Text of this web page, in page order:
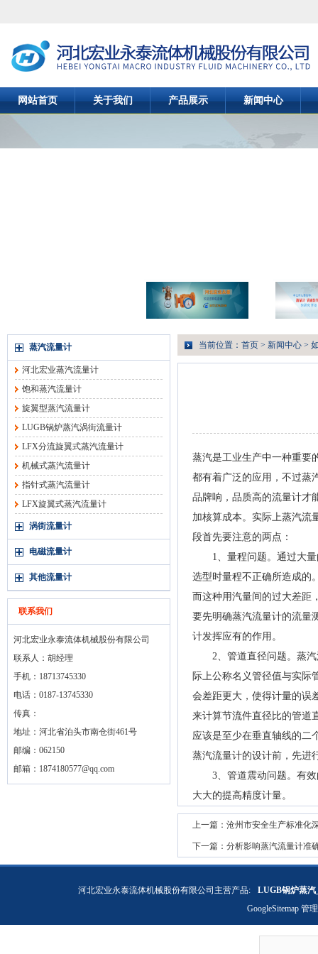
网站首页 关于我们 产品展示 新闻中心
蒸汽流量计
河北宏业蒸汽流量计
饱和蒸汽流量计
旋翼型蒸汽流量计
LUGB锅炉蒸汽涡街流量计
LFX分流旋翼式蒸汽流量计
机械式蒸汽流量计
指针式蒸汽流量计
LFX旋翼式蒸汽流量计
涡街流量计
电磁流量计
其他流量计
联系我们
河北宏业永泰流体机械股份有限公司
联系人：胡经理
手机：18713745330
电话：0187-13745330
传真：
地址：河北省泊头市南仓街461号
邮编：062150
邮箱： 1874180577@qq.com
当前位置： 首页 > 新闻中心 >
蒸汽是工业生产中一种重要
都有着广泛的应用，不过蒸
品牌响，品质高的流量计才
加核算成本。实际上蒸汽流
段首先要注意的两点：
1、量程问题。通过大量
选型时量程不正确所造成的
而这种用汽量间的过大差距
要先明确蒸汽流量计的流量
计发挥应有的作用。
2、管道直径问题。蒸汽
际上公称名义管径值与实际
会差距更大，使得计量的误
来计算节流件直径比的管道
应该是至少在垂直轴线的二
蒸汽流量计的设计前，先进
3、管道震动问题。有效
大大的提高精度计量。
上一篇： 沧州市安全生产标准化
下一篇： 分析影响蒸汽流量计准
河北宏业永泰流体机械股份有限公司主营产品:
LUGB锅炉蒸
GoogleSitemap 管